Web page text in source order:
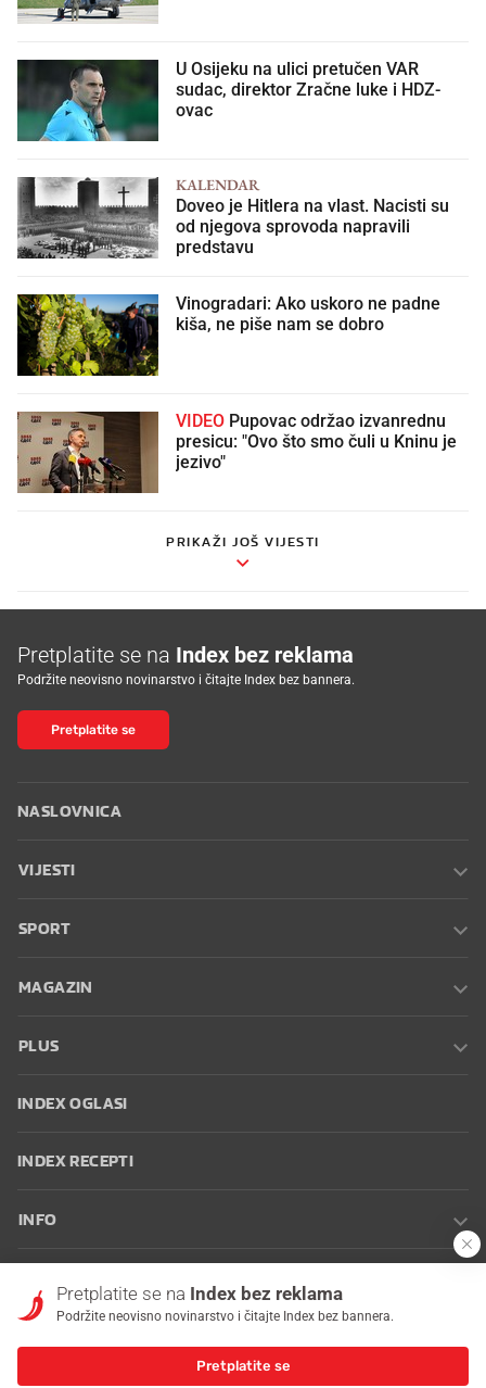
U Osijeku na ulici pretučen VAR
sudac, direktor Zračne luke i HDZ-
ovac
KALENDAR
Doveo je Hitlera na vlast. Nacisti su
od njegova sprovoda napravili
predstavu
Vinogradari: Ako uskoro ne padne
kiša, ne piše nam se dobro
VIDEO
presicu: "Ovo što smo čuli u Kninu je
jezivo"
PRIKAŽI JOŠ VIJESTI
Pretplatite se na Index bez reklama
Podržite neovisno novinarstvo i čitajte Index bez bannera.
Pretplatite se
NASLOVNICA
VIJESTI
SPORT
MAGAZIN
PLUS
INDEX OGLASI
INDEX RECEPTI
INFO
korištenja
Postavke kolačića
Pretplatite se na Index bez reklama
Podržite neovisno novinarstvo i čitajte Index bez bannera.
Pretplatite se